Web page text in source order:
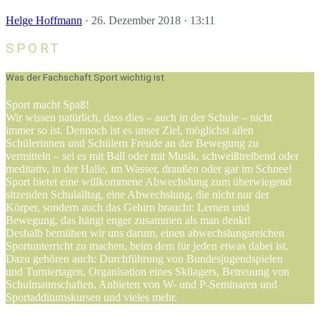
Helge Hoffmann · 26. Dezember 2018 · 13:11
SPORT
Was der Fachschaft Sport wichtig ist
Sport macht Spaß!
Wir wissen natürlich, dass dies – auch in der Schule – nicht
immer so ist. Dennoch ist es unser Ziel, möglichst allen
Schülerinnen und Schülern Freude an der Bewegung zu
vermitteln – sei es mit Ball oder mit Musik, schweißtreibend oder
meditativ, in der Halle, im Wasser, draußen oder gar im Schnee!
Sport bietet eine willkommene Abwechslung zum überwiegend
sitzenden Schulalltag, eine Abwechslung, die nicht nur der
Körper, sondern auch das Gehirn braucht: Lernen und
Bewegung, das hängt enger zusammen als man denkt!
Deshalb bemühen wir uns darum, einen abwechslungsreichen
Sportunterricht zu machen, beim dem für jeden etwas dabei ist.
Dazu gehören auch: Durchführung von Bundesjugendspielen
und Turniertagen, Organisation eines Skilagers, Betreuung von
Schulmannschaften, Anbieten von W- und P-Seminaren und
Sportadditumskursen und vieles mehr.